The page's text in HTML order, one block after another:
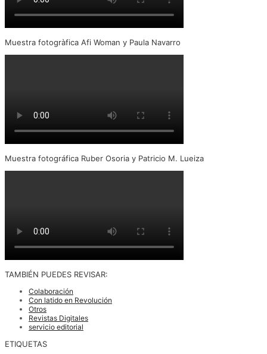
Muestra fotogràfica Afi Woman y Paula Navarro
Muestra fotográfica Ruber Osoria y Patricio M. Lueiza
TAMBIÉN PUEDES REVISAR:
Colaboración
Con latido en Revolución
Otros
Revistas Digitales
servicio editorial
ETIQUETAS